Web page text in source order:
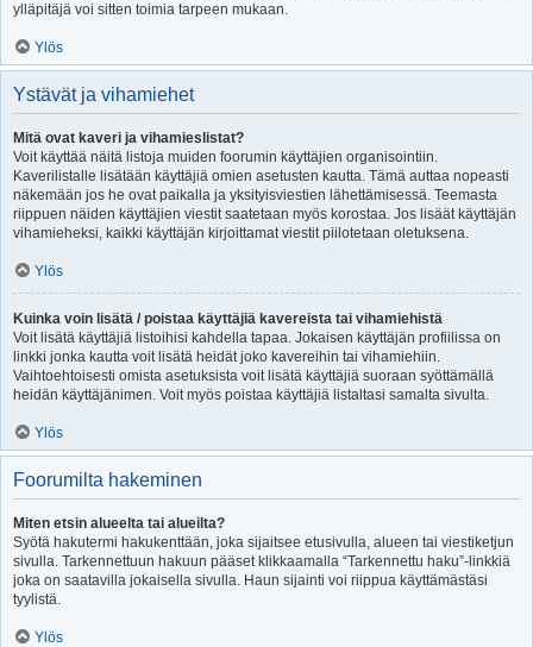
ylläpitäjä voi sitten toimia tarpeen mukaan.
Ylös
Ystävät ja vihamiehet
Mitä ovat kaveri ja vihamieslistat?
Voit käyttää näitä listoja muiden foorumin käyttäjien organisointiin.
Kaverilistalle lisätään käyttäjiä omien asetusten kautta. Tämä auttaa nopeasti
näkemään jos he ovat paikalla ja yksityisviestien lähettämisessä. Teemasta
riippuen näiden käyttäjien viestit saatetaan myös korostaa. Jos lisäät käyttäjän
vihamieheksi, kaikki käyttäjän kirjoittamat viestit piilotetaan oletuksena.
Ylös
Kuinka voin lisätä / poistaa käyttäjiä kavereista tai vihamiehistä
Voit lisätä käyttäjiä listoihisi kahdella tapaa. Jokaisen käyttäjän profiilissa on
linkki jonka kautta voit lisätä heidät joko kavereihin tai vihamiehiin.
Vaihtoehtoisesti omista asetuksista voit lisätä käyttäjiä suoraan syöttämällä
heidän käyttäjänimen. Voit myös poistaa käyttäjiä listaltasi samalta sivulta.
Ylös
Foorumilta hakeminen
Miten etsin alueelta tai alueilta?
Syötä hakutermi hakukenttään, joka sijaitsee etusivulla, alueen tai viestiketjun
sivulla. Tarkennettuun hakuun pääset klikkaamalla “Tarkennettu haku”-linkkiä
joka on saatavilla jokaisella sivulla. Haun sijainti voi riippua käyttämästäsi
tyylistä.
Ylös